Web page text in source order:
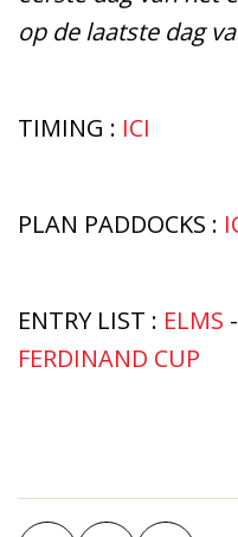
op de laatste dag
TIMING : ICI
PLAN PADDOCKS :
ENTRY LIST : ELMS -
FERDINAND CUP